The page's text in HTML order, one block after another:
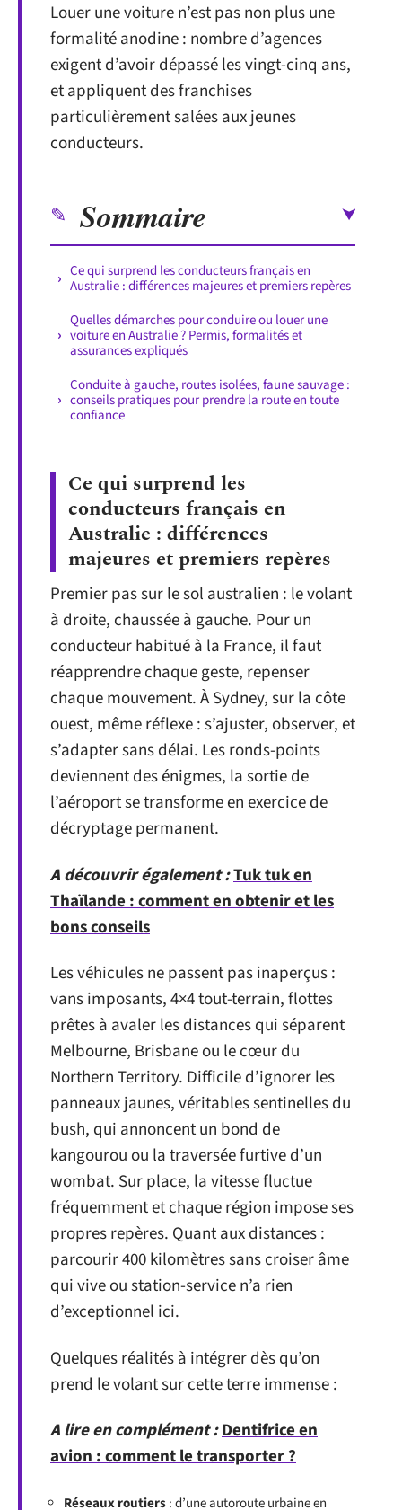
Louer une voiture n’est pas non plus une
formalité anodine : nombre d’agences
exigent d’avoir dépassé les vingt-cinq ans,
et appliquent des franchises
particulièrement salées aux jeunes
conducteurs.
Sommaire
Ce qui surprend les conducteurs français en
Australie : différences majeures et premiers repères
Quelles démarches pour conduire ou louer une
voiture en Australie ? Permis, formalités et
assurances expliqués
Conduite à gauche, routes isolées, faune sauvage :
conseils pratiques pour prendre la route en toute
confiance
Ce qui surprend les
conducteurs français en
Australie : différences
majeures et premiers repères
Premier pas sur le sol australien : le volant
à droite, chaussée à gauche. Pour un
conducteur habitué à la France, il faut
réapprendre chaque geste, repenser
chaque mouvement. À Sydney, sur la côte
ouest, même réflexe : s’ajuster, observer, et
s’adapter sans délai. Les ronds-points
deviennent des énigmes, la sortie de
l’aéroport se transforme en exercice de
décryptage permanent.
A découvrir également :Tuk tuk en
Thaïlande : comment en obtenir et les
bons conseils
Les véhicules ne passent pas inaperçus :
vans imposants, 4×4 tout-terrain, flottes
prêtes à avaler les distances qui séparent
Melbourne, Brisbane ou le cœur du
Northern Territory. Difficile d’ignorer les
panneaux jaunes, véritables sentinelles du
bush, qui annoncent un bond de
kangourou ou la traversée furtive d’un
wombat. Sur place, la vitesse fluctue
fréquemment et chaque région impose ses
propres repères. Quant aux distances :
parcourir 400 kilomètres sans croiser âme
qui vive ou station-service n’a rien
d’exceptionnel ici.
Quelques réalités à intégrer dès qu’on
prend le volant sur cette terre immense :
A lire en complément :Dentifrice en
avion : comment le transporter ?
Réseaux routiers: d’une autoroute urbaine en